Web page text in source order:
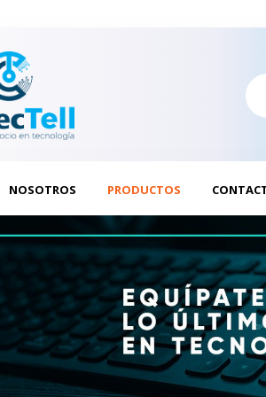
NOSOTROS PRODUCTOS